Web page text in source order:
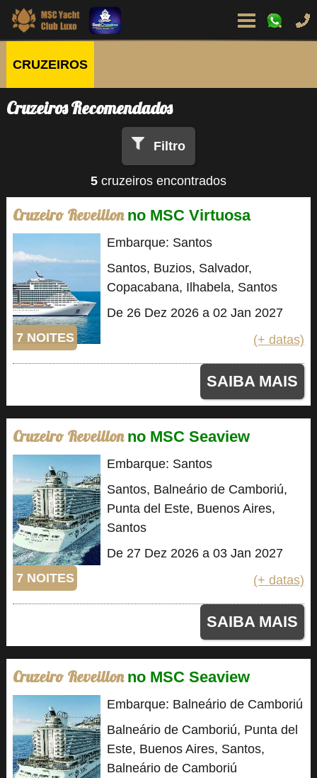
CRUZEIROS
Cruzeiros Recomendados
Filtro
5 cruzeiros encontrados
Cruzeiro Reveillon no MSC Virtuosa
7 NOITES
Embarque: Santos
Santos, Buzios, Salvador,
Copacabana, Ilhabela, Santos
De 26 Dez 2026 a 02 Jan 2027
(+ datas)
SAIBA MAIS
Cruzeiro Reveillon no MSC Seaview
7 NOITES
Embarque: Santos
Santos, Balneário de Camboriú,
Punta del Este, Buenos Aires,
Santos
De 27 Dez 2026 a 03 Jan 2027
(+ datas)
SAIBA MAIS
Cruzeiro Reveillon no MSC Seaview
Embarque: Balneário de Camboriú
Balneário de Camboriú, Punta del
Este, Buenos Aires, Santos,
Balneário de Camboriú